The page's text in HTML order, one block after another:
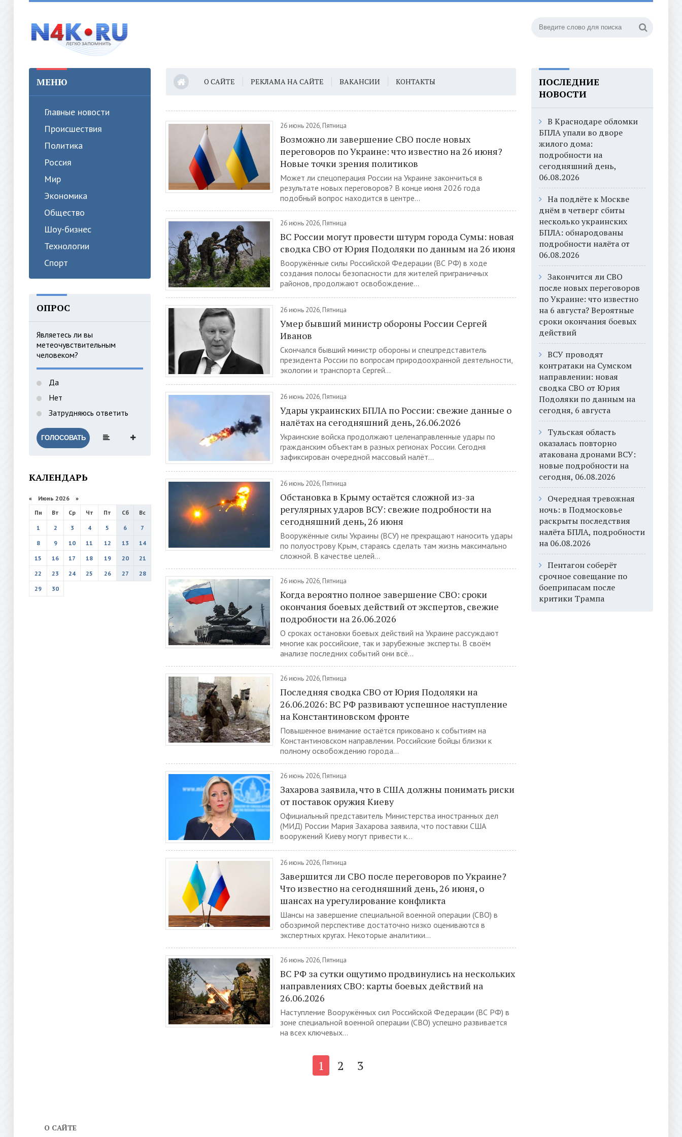
МЕНЮ
Главные новости
Происшествия
Политика
Россия
Мир
Экономика
Общество
Шоу-бизнес
Технологии
Спорт
ОПРОС
Являетесь ли вы
метеочувствительным
человеком?
Да
Нет
Затрудняюсь ответить
ГОЛОСОВАТЬ
КАЛЕНДАРЬ
« Июнь 2026 »
Пн
Вт Ср Чт Пт Сб
Вс
1
2 3 4 5 6
7
8
9 10 11 12 13
14
15
16 17 18 19 20
21
22
23 24 25 26 27
28
29
30
О САЙТЕ РЕКЛАМА НА САЙТЕ ВАКАНСИИ КОНТАКТЫ
26 июнь 2026, Пятница
Возможно ли завершение СВО после новых
переговоров по Украине: что известно на 26 июня?
Новые точки зрения политиков
Может ли спецоперация России на Украине закончиться в
результате новых переговоров? В конце июня 2026 года
подобный вопрос находится в центре...
26 июнь 2026, Пятница
ВС России могут провести штурм города Сумы: новая
сводка СВО от Юрия Подоляки по данным на 26 июня
Вооружённые силы Российской Федерации (ВС РФ) в ходе
создания полосы безопасности для жителей приграничных
районов, продолжают освобождение...
26 июнь 2026, Пятница
Умер бывший министр обороны России Сергей
Иванов
Скончался бывший министр обороны и спецпредставитель
президента России по вопросам природоохранной деятельности,
экологии и транспорта Сергей...
26 июнь 2026, Пятница
Удары украинских БПЛА по России: свежие данные о
налётах на сегодняшний день, 26.06.2026
Украинские войска продолжают целенаправленные удары по
гражданским объектам в разных регионах России. Сегодня
зафиксирован очередной массовый налёт...
26 июнь 2026, Пятница
Обстановка в Крыму остаётся сложной из-за
регулярных ударов ВСУ: свежие подробности на
сегодняшний день, 26 июня
Вооружённые силы Украины (ВСУ) не прекращают наносить удары
по полуострову Крым, стараясь сделать там жизнь максимально
сложной. В качестве целей...
26 июнь 2026, Пятница
Когда вероятно полное завершение СВО: сроки
окончания боевых действий от экспертов, свежие
подробности на 26.06.2026
О сроках остановки боевых действий на Украине рассуждают
многие как российские, так и зарубежные эксперты. В своём
анализе последних событий они всё...
26 июнь 2026, Пятница
Последняя сводка СВО от Юрия Подоляки на
26.06.2026: ВС РФ развивают успешное наступление
на Константиновском фронте
Повышенное внимание остаётся приковано к событиям на
Константиновском направлении. Российские бойцы близки к
полному освобождению города...
26 июнь 2026, Пятница
Захарова заявила, что в США должны понимать риски
от поставок оружия Киеву
Официальный представитель Министерства иностранных дел
(МИД) России Мария Захарова заявила, что поставки США
вооружений Киеву могут привести к...
26 июнь 2026, Пятница
Завершится ли СВО после переговоров по Украине?
Что известно на сегодняшний день, 26 июня, о
шансах на урегулирование конфликта
Шансы на завершение специальной военной операции (СВО) в
обозримой перспективе достаточно низко оцениваются в
экспертных кругах. Некоторые аналитики...
26 июнь 2026, Пятница
ВС РФ за сутки ощутимо продвинулись на нескольких
направлениях СВО: карты боевых действий на
26.06.2026
Наступление Вооружённых сил Российской Федерации (ВС РФ) в
зоне специальной военной операции (СВО) успешно развивается
на всех ключевых...
1 2 3
ПОСЛЕДНИЕ
НОВОСТИ
В Краснодаре обломки
БПЛА упали во дворе
жилого дома:
подробности на
сегодняшний день,
06.08.2026
На подлёте к Москве
днём в четверг сбиты
несколько украинских
БПЛА: обнародованы
подробности налёта от
06.08.2026
Закончится ли СВО
после новых переговоров
по Украине: что известно
на 6 августа? Вероятные
сроки окончания боевых
действий
ВСУ проводят
контратаки на Сумском
направлении: новая
сводка СВО от Юрия
Подоляки по данным на
сегодня, 6 августа
Тульская область
оказалась повторно
атакована дронами ВСУ:
новые подробности на
сегодня, 06.08.2026
Очередная тревожная
ночь: в Подмосковье
раскрыты последствия
налёта БПЛА, подробности
на 06.08.2026
Пентагон соберёт
срочное совещание по
боеприпасам после
критики Трампа
О САЙТЕ